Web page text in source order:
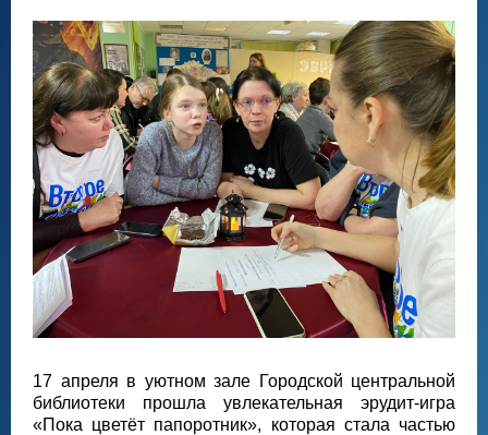
17 апреля в уютном зале Городской центральной
библиотеки прошла увлекательная эрудит‑игра
«Пока цветёт папоротник», которая стала частью